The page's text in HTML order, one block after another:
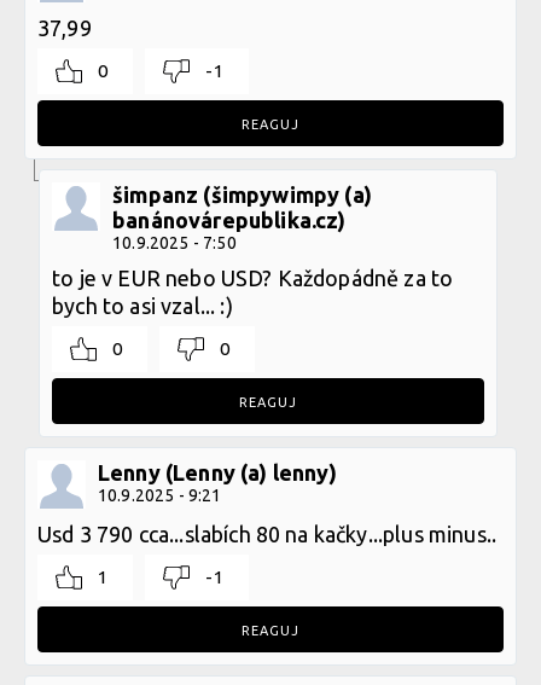
37,99
0 -1
REAGUJ
šimpanz (šimpywimpy (a)
banánovárepublika.cz)
10.9.2025 - 7:50
to je v EUR nebo USD? Každopádně za to
bych to asi vzal... :)
0 0
REAGUJ
Lenny (Lenny (a) lenny)
10.9.2025 - 9:21
Usd 3 790 cca...slabích 80 na kačky...plus minus..
1 -1
REAGUJ